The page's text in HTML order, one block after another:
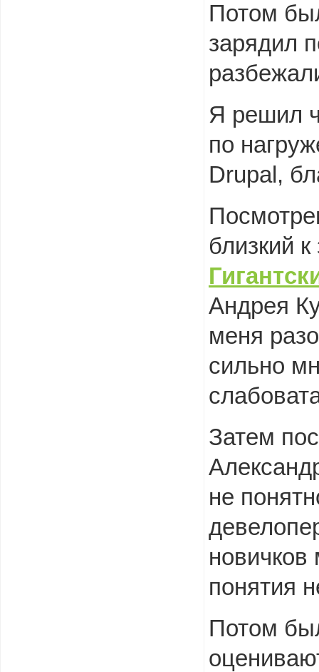
Потом
зарядил
Я решил
по
Drupal,
близкий
Андрея
меня
сильно
Затем
не
новичков
понятия
Потом